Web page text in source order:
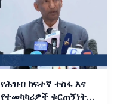
የሕዝብ ከፍተኛ ተስፋ እና
የተመካካሪዎች ቁርጠኝነት